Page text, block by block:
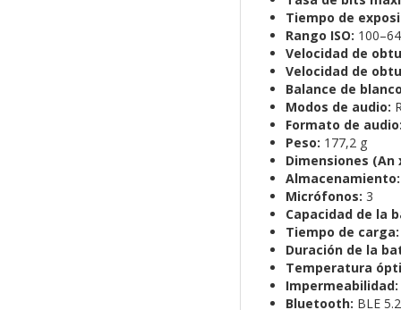
Tiempo de
Rango ISO:
Velocidad de
Velocidad de
Balance de
Modos de audio:
Formato de
Peso: 177,2 g
Dimensiones (An
Almacenamiento:
Micrófonos: 3
Capacidad de la
Tiempo de carga:
Duración de la
Temperatura
Impermeabilidad:
Bluetooth: BLE 5.2